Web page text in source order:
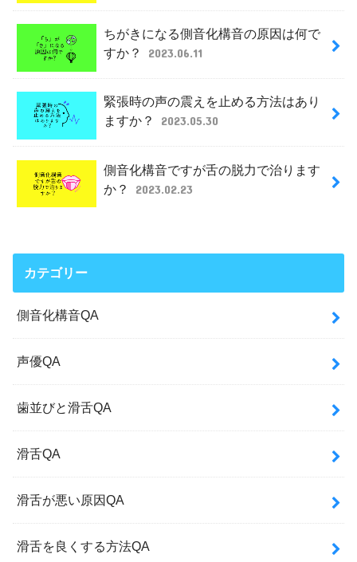
ちがきになる側音化構音の原因は何で
すか？
2023.06.11
緊張時の声の震えを止める方法はあり
ますか？
2023.05.30
側音化構音ですが舌の脱力で治ります
か？
2023.02.23
カテゴリー
側音化構音QA
声優QA
歯並びと滑舌QA
滑舌QA
滑舌が悪い原因QA
滑舌を良くする方法QA